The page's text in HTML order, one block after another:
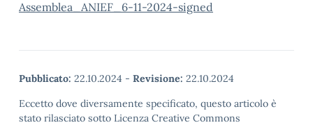
Assemblea_ANIEF_6-11-2024-signed
Pubblicato: 22.10.2024 - Revisione: 22.10.2024
Eccetto dove diversamente specificato, questo articolo è
stato rilasciato sotto Licenza Creative Commons